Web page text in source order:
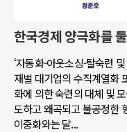
한국경제 양극화를
‘자동화-아웃소싱-탈숙련
재벌 대기업의 수직계열화
화에 의한 숙련의 대체 및
도하고 왜곡되고 불공정한
이중화와는 달...